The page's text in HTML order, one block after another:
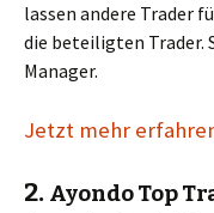
lassen andere Trader
die beteiligten Trader.
Manager.
Jetzt mehr
2. Ayondo Top